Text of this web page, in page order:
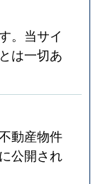
。当サイ
は一切あ
動産物件
公開され